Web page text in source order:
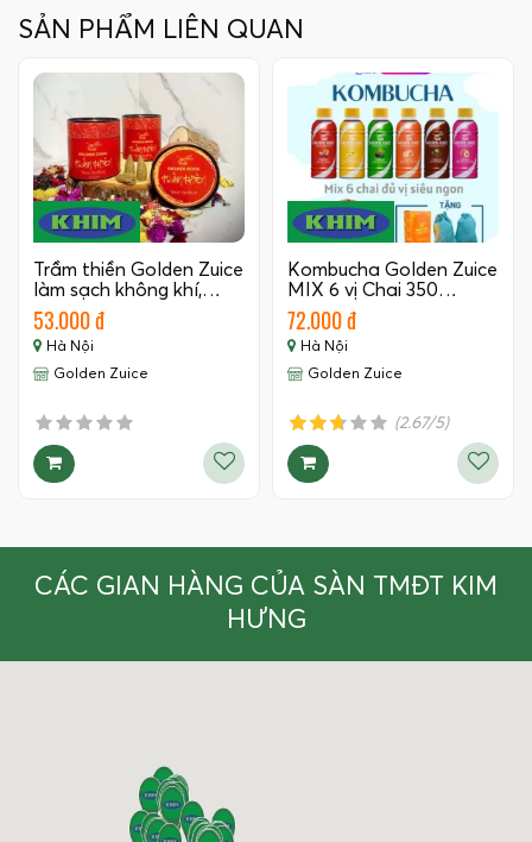
SẢN PHẨM LIÊN QUAN
Trầm thiền Golden Zuice
làm sạch không khí,…
53.000 đ
Hà Nội
Golden Zuice
Kombucha Golden Zuice
MIX 6 vị Chai 350…
72.000 đ
Hà Nội
Golden Zuice
(2.67/5)
CÁC GIAN HÀNG CỦA SÀN TMĐT KIM
HƯNG